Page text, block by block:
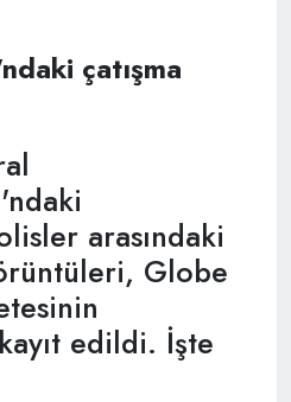
çatışma
arasındaki
Globe
edildi. İşte